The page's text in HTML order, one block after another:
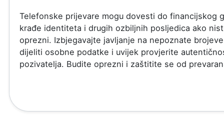
Telefonske prijevare mogu dovesti do financijskog
krađe identiteta i drugih ozbiljnih posljedica ako
oprezni. Izbjegavajte javljanje na nepoznate
dijeliti osobne podatke i uvijek provjerite
pozivatelja. Budite oprezni i zaštitite se od